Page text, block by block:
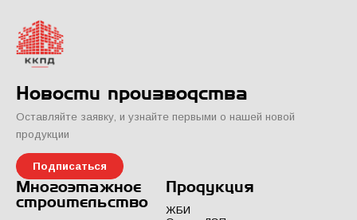
Новости производства
Оставляйте заявку, и узнайте первыми о нашей новой
продукции
Подписаться
Многоэтажное
строительство
Продукция
ЖБИ